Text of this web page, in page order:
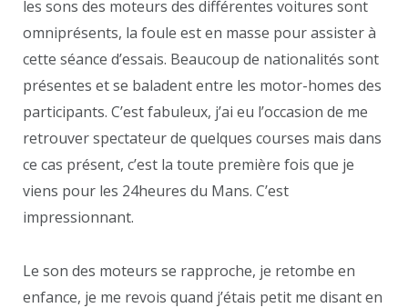
les sons des moteurs des différentes voitures sont
omniprésents, la foule est en masse pour assister à
cette séance d’essais. Beaucoup de nationalités sont
présentes et se baladent entre les motor-homes des
participants. C’est fabuleux, j’ai eu l’occasion de me
retrouver spectateur de quelques courses mais dans
ce cas présent, c’est la toute première fois que je
viens pour les 24heures du Mans. C’est
impressionnant.
Le son des moteurs se rapproche, je retombe en
enfance, je me revois quand j’étais petit me disant en